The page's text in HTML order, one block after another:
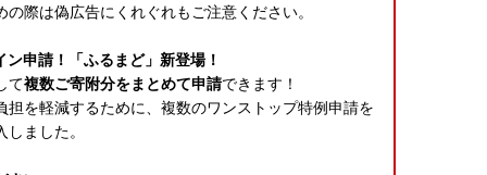
際は偽広告にくれぐれもご注意ください。
申請！「ふるまど」新登場！
て複数ご寄附分をまとめて申請できます！
を軽減するために、複数のワンストップ特例申請を
ました。